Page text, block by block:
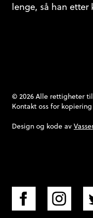
lenge, så han etter
© 2026 Alle rettigheter
Kontakt oss for
Design og kode av